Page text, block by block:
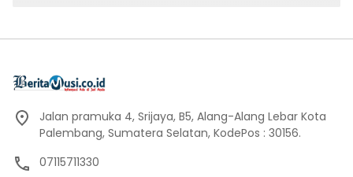
Jalan pramuka 4, Srijaya, B5, Alang-Alang Lebar Kota
Palembang, Sumatera Selatan, KodePos : 30156.
07115711330